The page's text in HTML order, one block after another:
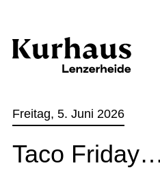
Freitag, 5. Juni 2026
Taco